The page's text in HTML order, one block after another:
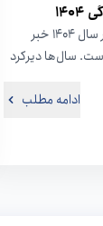
بخشودگی جرایم رانندگی در سال 1404 خبر
سال‌ها دیرکرد
ادامه مطلب